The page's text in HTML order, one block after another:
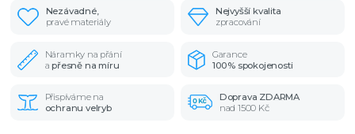
Nezávadné,
pravé materiály
Nejvyšší kvalita
zpracování
Náramky na přání
apřesně na míru
Garance
100% spokojenosti
Přispíváme na
ochranu velryb
Doprava ZDARMA
nad 1500 Kč